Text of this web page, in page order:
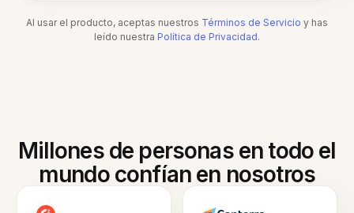
Al usar el producto, aceptas nuestros Términos de Servicio y has
leído nuestra Política de Privacidad.
Millones de personas en todo el
mundo confían en nosotros